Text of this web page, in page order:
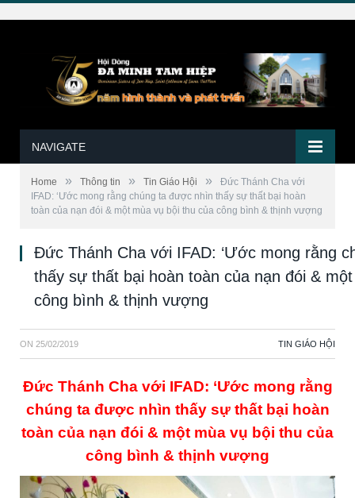
NAVIGATE
Home » Thông tin » Tin Giáo Hội »
Đức Thánh Cha với
IFAD: ‘Ước mong rằng chúng ta được nhìn thấy sự thất bại hoàn
toàn của nạn đói & một mùa vụ bội thu của công bình & thịnh vượng
Đức Thánh Cha với IFAD: ‘Ước mong rằng
thấy sự thất bại hoàn toàn của nạn đói &
công bình & thịnh vượng
ON 25/02/2019 TIN GIÁO HỘI
Đức Thánh Cha với IFAD: ‘Ước mong rằng
chúng ta được nhìn thấy sự thất bại hoàn
toàn của nạn đói & một mùa vụ bội thu của
công bình & thịnh vượng